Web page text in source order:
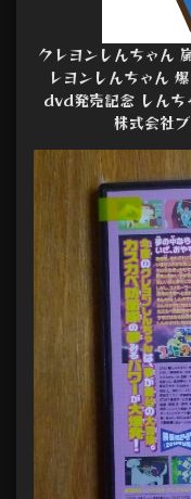
クレヨンしんちゃん
レヨンしんちゃん
dvd発売記念 しんち
株式会社